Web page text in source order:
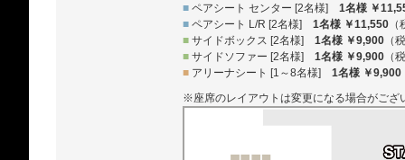
■ ペアシート センター [2名様] 1名様 ￥
■ ペアシート L/R [2名様] 1名様 ￥11,550
■ サイドボックス [2名様] 1名様 ￥9,900 （
■ サイドソファー [2名様] 1名様 ￥9,900 （
■ アリーナシート [1～8名様] 1名様 ￥9,900
※座席のレイアウトは変更になる場合がござ